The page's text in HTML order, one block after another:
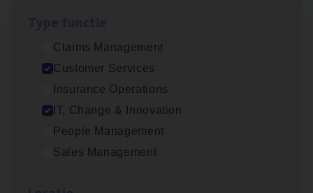
Claims Management
Customer Services
Insurance Operations
IT, Change & Innovation
People Management
Sales Management
Test Ana­lyst
IT, Change & Innovation
Antwerpen
Busi­ness Analyst